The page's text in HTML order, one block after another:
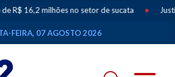
no setor de sucata • Justiças
FEIRA, 07 AGOSTO 2026